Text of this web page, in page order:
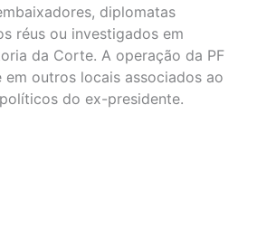
diplomatas
réus ou investigados em
da Corte. A operação da PF
em outros locais associados ao
do ex-presidente.